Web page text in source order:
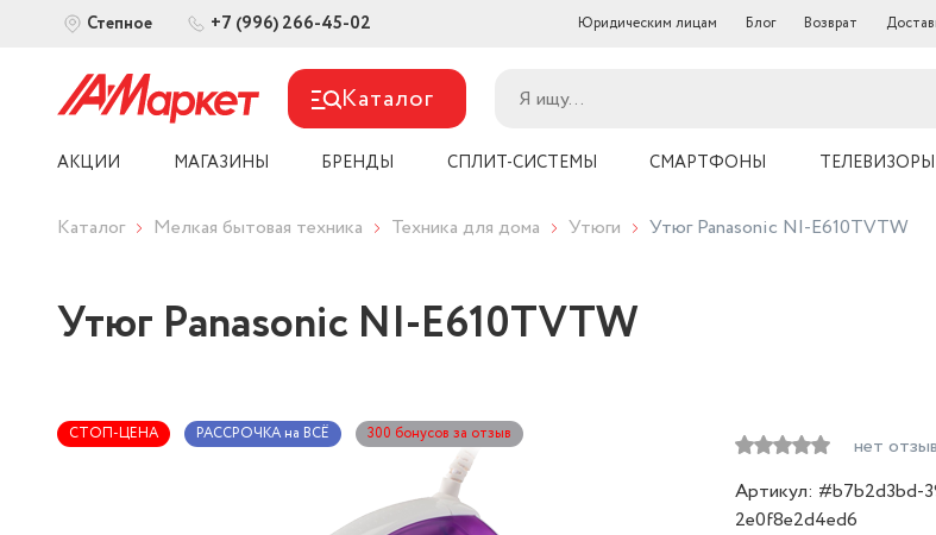
Степное +7 (996) 266-45-02 Юридическим лицам Блог Возврат
Каталог
АКЦИИ МАГАЗИНЫ БРЕНДЫ СПЛИТ-СИСТЕМЫ СМАРТФОНЫ ТЕЛЕВИЗОРЫ
Каталог Мелкая бытовая техника Техника для дома Утюги Утюг Panasonic NI-E610TVTW
Утюг Panasonic NI-E610TVTW
СТОП-ЦЕНА РАССРОЧКА на ВСЁ 300 бонусов за отзыв
нет
Артикул: #b7b2d3bd-
2e0f8e2d4ed6